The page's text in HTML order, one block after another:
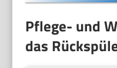
Pflege- und
das